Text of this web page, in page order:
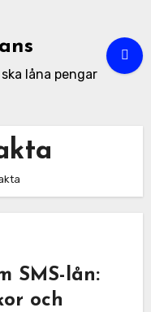
låna pengar
SMS-lån:
och